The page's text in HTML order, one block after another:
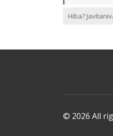
Hiba?
© 2026 All